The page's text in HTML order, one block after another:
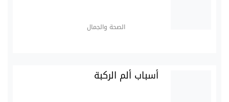
الصحة والجمال
أسباب ألم الركبة